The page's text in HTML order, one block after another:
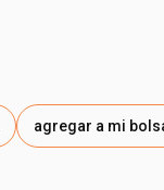
agregar a mi